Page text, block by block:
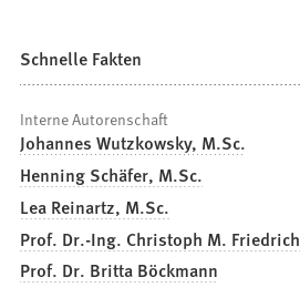
Schnelle Fakten
Interne Autorenschaft
Johannes Wutzkowsky, M.Sc.
Henning Schäfer, M.Sc.
Lea Reinartz, M.Sc.
Prof. Dr.-Ing. Christoph M. Friedrich
Prof. Dr. Britta Böckmann